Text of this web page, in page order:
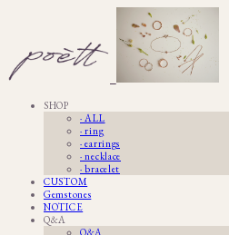
SHOP
· ALL
· ring
· earrings
· necklace
· bracelet
CUSTOM
Gemstones
NOTICE
Q&A